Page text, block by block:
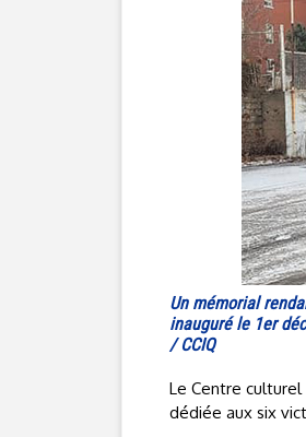
Un mémorial
inauguré le 1er
/ CCIQ
Le Centre
dédiée aux six